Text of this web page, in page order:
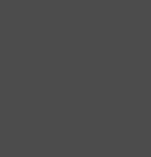
Trockenheit bereiten
Auch der